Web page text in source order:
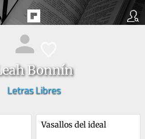
Bonnín
Letras Libres
Vasallos del ideal